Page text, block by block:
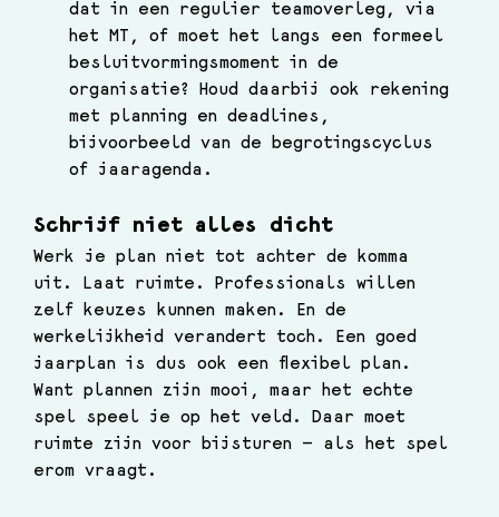
dat in een regulier teamoverleg, via
het MT, of moet het langs een formeel
besluitvormingsmoment in de
organisatie? Houd daarbij ook rekening
met planning en deadlines,
bijvoorbeeld van de begrotingscyclus
of jaaragenda.
Schrijf niet alles dicht
Werk je plan niet tot achter de komma
uit. Laat ruimte. Professionals willen
zelf keuzes kunnen maken. En de
werkelijkheid verandert toch. Een goed
jaarplan is dus ook een flexibel plan.
Want plannen zijn mooi, maar het echte
spel speel je op het veld. Daar moet
ruimte zijn voor bijsturen — als het spel
erom vraagt.